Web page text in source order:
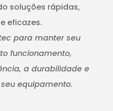
soluções rápidas,
eficazes.
para manter seu
funcionamento,
a durabilidade e
equipamento.